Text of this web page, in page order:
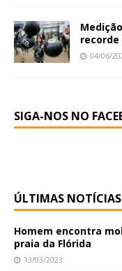
recorde
04/06/
SIGA-NOS NO
ÚLTIMAS NOTÍCIAS
Homem encontra
praia da Flórida
13/03/2023